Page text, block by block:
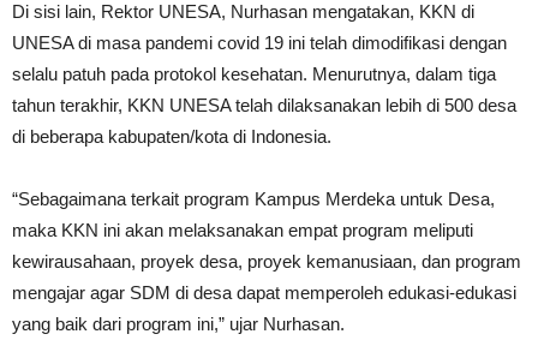
Di sisi lain, Rektor UNESA, Nurhasan mengatakan, KKN di
UNESA di masa pandemi covid 19 ini telah dimodifikasi dengan
selalu patuh pada protokol kesehatan. Menurutnya, dalam tiga
tahun terakhir, KKN UNESA telah dilaksanakan lebih di 500 desa
di beberapa kabupaten/kota di Indonesia.
“Sebagaimana terkait program Kampus Merdeka untuk Desa,
maka KKN ini akan melaksanakan empat program meliputi
kewirausahaan, proyek desa, proyek kemanusiaan, dan program
mengajar agar SDM di desa dapat memperoleh edukasi-edukasi
yang baik dari program ini,” ujar Nurhasan.